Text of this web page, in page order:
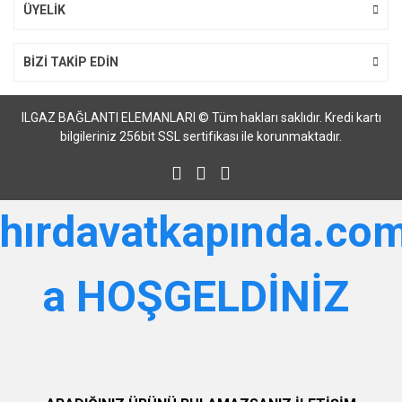
ÜYELİK
BİZİ TAKİP EDİN
ILGAZ BAĞLANTI ELEMANLARI © Tüm hakları saklıdır. Kredi kartı
bilgileriniz 256bit SSL sertifikası ile korunmaktadır.
a HOŞGELDİNİZ